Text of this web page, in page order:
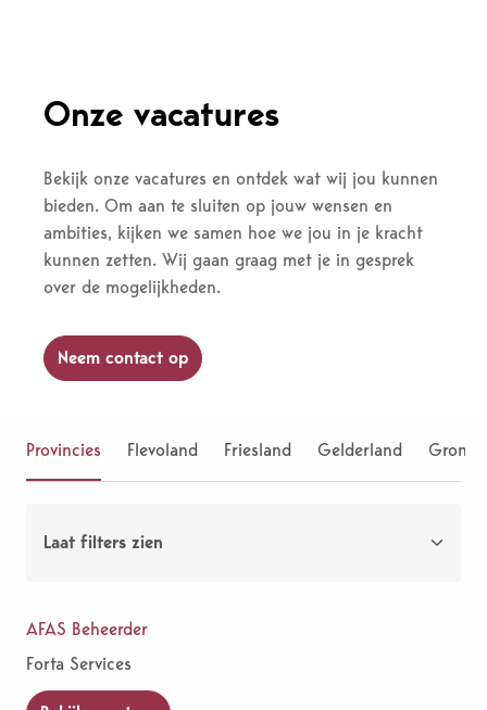
Onze vacatures
Bekijk onze vacatures en ontdek wat wij jou kunnen
bieden. Om aan te sluiten op jouw wensen en
ambities, kijken we samen hoe we jou in je kracht
kunnen zetten. Wij gaan graag met je in gesprek
over de mogelijkheden.
Neem contact op
Provincies Flevoland Friesland Gelderland
Laat filters zien
AFAS Beheerder
Forta Services